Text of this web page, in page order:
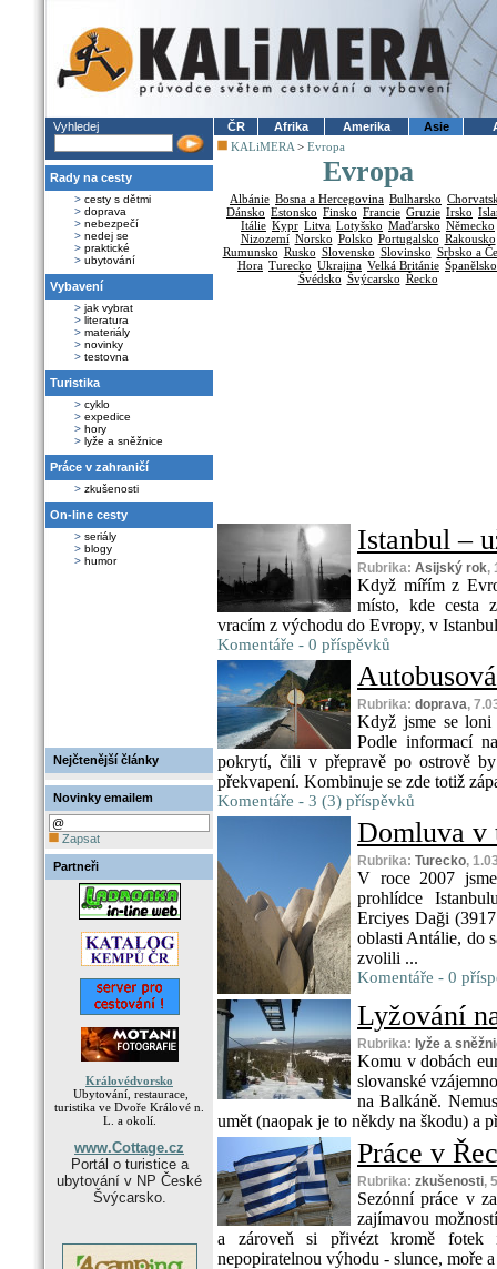
Vyhledej
Rady na cesty
> cesty s dětmi
> doprava
> nebezpečí
> nedej se
> praktické
> ubytování
Vybavení
> jak vybrat
> literatura
> materiály
> novinky
> testovna
Turistika
> cyklo
> expedice
> hory
> lyže a sněžnice
Práce v zahraničí
> zkušenosti
On-line cesty
> seriály
> blogy
> humor
Nejčtenější články
Novinky emailem
Zapsat
Partneři
Královédvorsko
Ubytování, restaurace,
turistika ve Dvoře Králové n.
L. a okolí.
www.Cottage.cz
Portál o turistice a
ubytování v NP České
Švýcarsko.
ČR Afrika Amerika Asie
KALiMERA > Evropa
Evropa
Albánie Bosna a Hercegovina Bulharsko
Dánsko Estonsko Finsko Francie Gruzie Irsko
Itálie Kypr Litva Lotyšsko Maďarsko Německo
Nizozemí Norsko Polsko Portugalsko Rakousko
Rumunsko Rusko Slovensko Slovinsko Srbsko a
Hora Turecko Ukrajina Velká Británie Španělsko
Švédsko Švýcarsko Řecko
Istanbul –
Rubrika: Asijský rok,
Když mířím z
místo, kde cesta
vracím z východu do Evropy, v
Komentáře - 0 příspěvků
Rubrika: doprava,
Když jsme se loni
Podle informací
pokrytí, čili v přepravě po ostrově
překvapení. Kombinuje se zde totiž
Komentáře - 3 (3) příspěvků
Domluva v
Rubrika: Turecko,
V roce 2007
prohlídce
Erciyes Daği
oblasti Antálie, do
zvolili ...
Komentáře - 0
Lyžování
Rubrika: lyže a
Komu v dobách
slovanské
na Balkáně.
umět (naopak je to někdy na škodu) a
Práce v
Rubrika: zkušenosti,
Sezónní práce v
zajímavou
a zároveň si přivézt kromě fotek
nepopiratelnou výhodu - slunce, moře